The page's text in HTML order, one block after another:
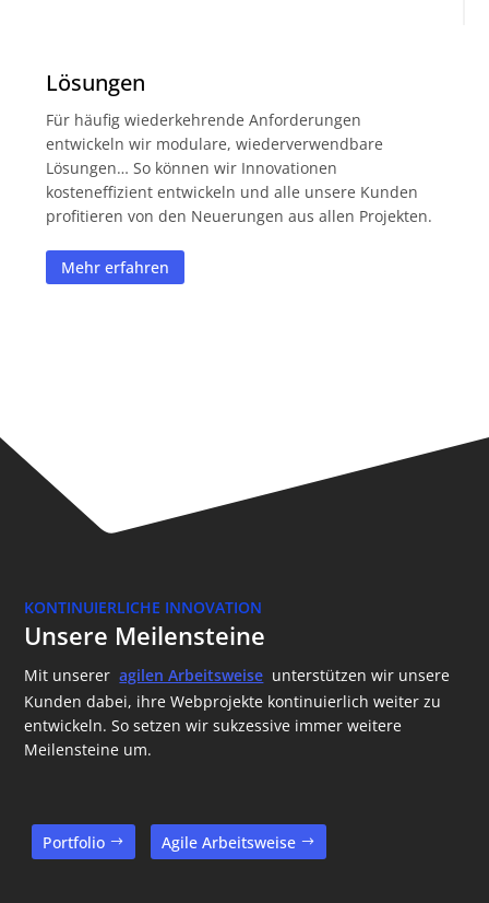
Lösungen
Für häufig wiederkehrende Anforderungen
entwickeln wir modulare, wiederverwendbare
Lösungen… So können wir Innovationen
kosteneffizient entwickeln und alle unsere Kunden
profitieren von den Neuerungen aus allen Projekten.
Mehr erfahren
KONTINUIERLICHE INNOVATION
Unsere Meilensteine
Mit unserer agilen Arbeitsweise unterstützen wir unsere
Kunden dabei, ihre Webprojekte kontinuierlich weiter zu
entwickeln. So setzen wir sukzessive immer weitere
Meilensteine um.
Portfolio Agile Arbeitsweise